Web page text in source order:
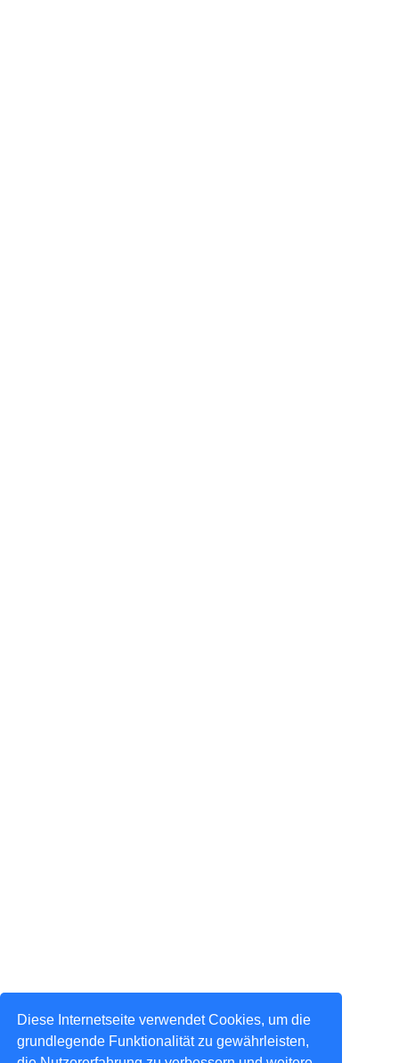
Diese Internetseite verwendet Cookies, um die
grundlegende Funktionalität zu gewährleisten,